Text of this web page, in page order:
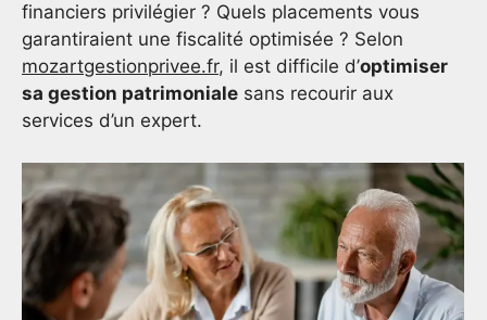
financiers privilégier ? Quels placements vous
garantiraient une fiscalité optimisée ? Selon
mozartgestionprivee.fr, il est difficile d’optimiser
sa gestion patrimoniale sans recourir aux
services d’un expert.